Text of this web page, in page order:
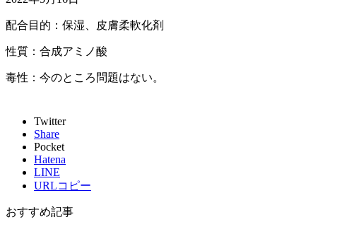
配合目的：保湿、皮膚柔軟化剤
性質：合成アミノ酸
毒性：今のところ問題はない。
Twitter
Share
Pocket
Hatena
LINE
URLコピー
おすすめ記事